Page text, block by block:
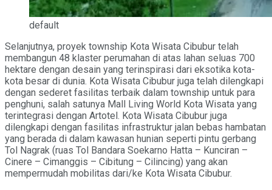
default
Selanjutnya, proyek township Kota Wisata Cibubur telah
membangun 48 klaster perumahan di atas lahan seluas 700
hektare dengan desain yang terinspirasi dari eksotika kota-
kota besar di dunia. Kota Wisata Cibubur juga telah dilengkapi
dengan sederet fasilitas terbaik dalam township untuk para
penghuni, salah satunya Mall Living World Kota Wisata yang
terintegrasi dengan Artotel. Kota Wisata Cibubur juga
dilengkapi dengan fasilitas infrastruktur jalan bebas hambatan
yang berada di dalam kawasan hunian seperti pintu gerbang
Tol Nagrak (ruas Tol Bandara Soekarno Hatta – Kunciran –
Cinere – Cimanggis – Cibitung – Cilincing) yang akan
mempermudah mobilitas dari/ke Kota Wisata Cibubur.